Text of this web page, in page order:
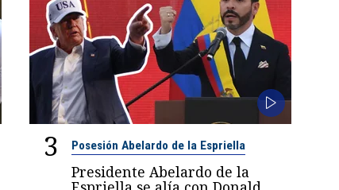
3 Posesión Abelardo de la Espriella
Presidente Abelardo de la